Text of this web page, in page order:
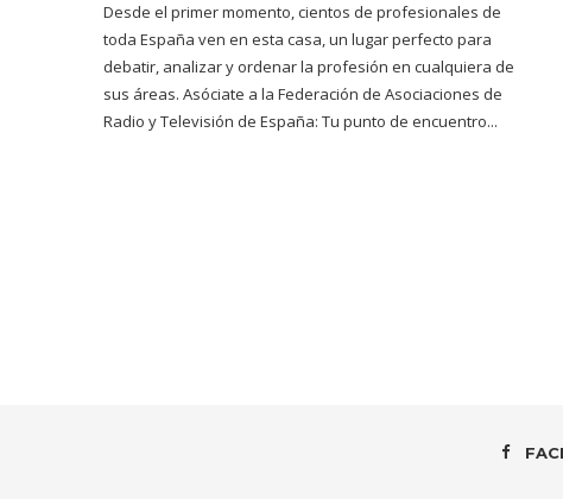
Desde el primer momento, cientos de profesionales de
toda España ven en esta casa, un lugar perfecto para
debatir, analizar y ordenar la profesión en cualquiera de
sus áreas. Asóciate a la Federación de Asociaciones de
Radio y Televisión de España: Tu punto de encuentro...